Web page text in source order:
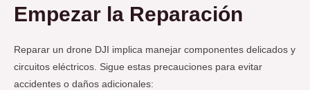
Empezar la Reparación
Reparar un drone DJI implica manejar componentes delicados y
circuitos eléctricos. Sigue estas precauciones para evitar
accidentes o daños adicionales: